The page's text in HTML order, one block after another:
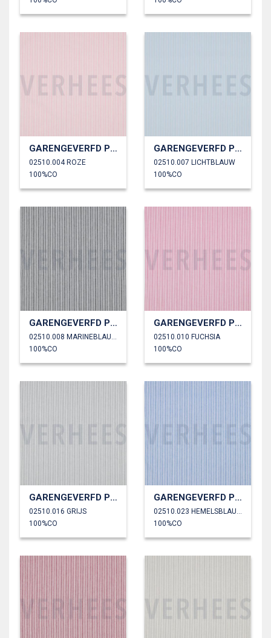
GARENGEVERFD POPLIN STREPEN 3MM
02510.004 ROZE
100%CO
GARENGEVERFD POPLIN STREPEN 3MM
02510.007 LICHTBLAUW
100%CO
GARENGEVERFD POPLIN STREPEN 3MM
02510.008 MARINEBLAUW
100%CO
GARENGEVERFD POPLIN STREPEN 3MM
02510.010 FUCHSIA
100%CO
GARENGEVERFD POPLIN STREPEN 3MM
02510.016 GRIJS
100%CO
GARENGEVERFD POPLIN STREPEN 3MM
02510.023 HEMELSBLAUW
100%CO